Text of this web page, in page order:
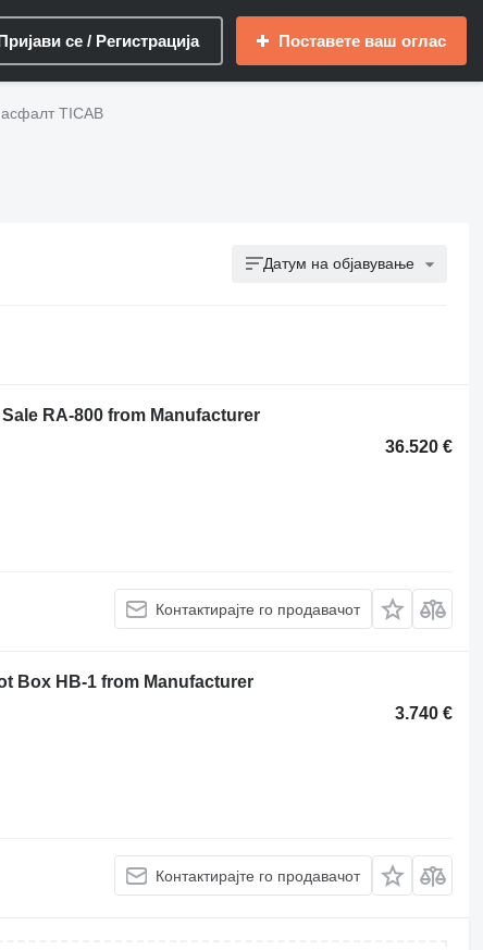
се / Регистрација Поставете ваш оглас
TICAB
Датум на објавување
RA-800 from Manufacturer
36.520 €
Контактирајте го продавачот
Box HB-1 from Manufacturer
3.740 €
Контактирајте го продавачот